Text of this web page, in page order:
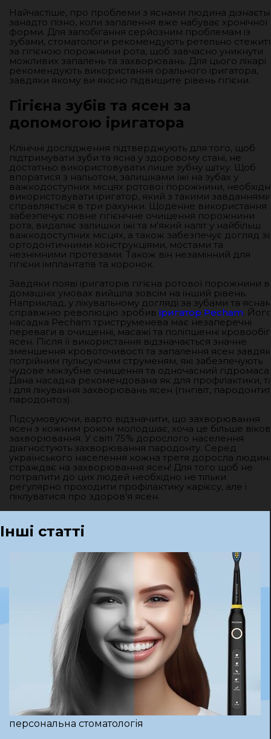
Найчастіше, про проблеми з яснами людина
занадто пізно, коли запалення вже набуває хронічної
форми. Для запобігання серйозним проблемам із
зубами, стоматологи рекомендують ретельно
за гігієною порожнини рота, щоб завчасно уникнути
можливих запалень та захворювань. Для цього лікарі
рекомендують використання орального іригатора,
завдяки якому ви якісно підвищите рівень гігієни.
Гігієна зубів та ясен за
допомогою іригатора
Клінічні дослідження підтверджують для того, щоб
підтримувати зуби та ясна у здоровому стані, не
достатньо використовувати лише зубну щітку. Щоб
впоратися з нальотом, залишками їжі на зубах у
важкодоступних місцях ротової порожнини,
використовувати іригатор, який з такими завданнями
справляється в три рахунки. Щоденне використання
забезпечує повне гігієнічне очищення порожнини
рота, видаляє залишки їжі та м'який наліт у найбільш
важкодоступних місцях, а також забезпечує догляд
ортодонтичними конструкціями, мостами та
незнімними протезами. Також він незамінний для
гігієни імплантатів та коронок.
Завдяки появі іригаторів гігієна ротової порожнини в
домашніх умовах вийшла зовсім на інший рівень.
Наприклад, у лікувальному догляді за зубами та
справжню революцію зробив іригатор Pecham.
насадка Pecham триструменева має незаперечні
переваги в очищенні, масажі та поліпшенні
ясен. Після її використання відзначається значне
зменшення кровоточивості та запалення ясен
потрійним пульсуючим струменям, які забезпечують
чудове міжзубне очищення та одночасний
Дана насадка рекомендована як для профілактики,
і для лікування захворювань ясен (гінгівіт,
пародонтоз).
Підсумовуючи, варто відзначити, що захворювання
ясен з кожним роком молодшає, хоча це більше
захворювання. У світі 75% дорослого населення
діагностують захворювання пародонту. Серед
українського населення кожна третя доросла
страждає на захворювання ясен! Для того щоб не
потрапити до цих людей необхідно не тільки
регулярно проходити профілактику карієсу, але і
піклуватися про здоров'я ясен.
Інші статті
персональна стоматологія